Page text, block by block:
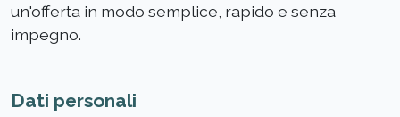
un'offerta in modo semplice, rapido e senza
impegno.
Dati personali